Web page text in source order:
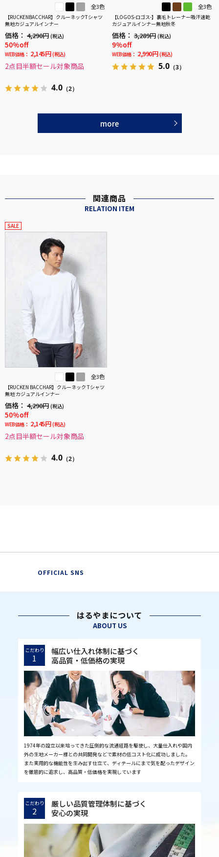
全3色
【RUCKENBACCHAR】クルーネックTシャツ
無地カジュアルインナー
価格： 4,290円 (税込)
50%off
WEB価格： 2,145円 (税込)
2点目半額セール対象商品
4.0 （2）
全3色
【LOGOS-ロゴス-】裏毛トレーナー吸汗速乾
カジュアルインナー無地秋冬
価格： 3,289円 (税込)
9%off
WEB価格： 2,990円 (税込)
5.0 （3）
more
関連商品
RELATION ITEM
SALE
全3色
【RUCKEN BACCHAR】クルーネック Tシャツ
無地 カジュアルインナー
価格： 4,290円 (税込)
50%off
WEB価格： 2,145円 (税込)
2点目半額セール対象商品
4.0 （2）
OFFICIAL SNS
はるやまについて
ABOUT US
こだわり
1
幅広い仕入れ体制に基づく
高品質・低価格の実現
1974年の設立以来培ってきた圧倒的な流通経路を駆使し、大量仕入れや国内
外の生地メーカー様との共同開発などで素材の低コスト化に成功しました。
また実用的な機能性を生み出す仕立て、ディテールにまで気を配ったデザイン
を徹底的に追求し、高品質・低価格を実現しています
こだわり
2
厳しい品質管理体制に基づく
安心の実現